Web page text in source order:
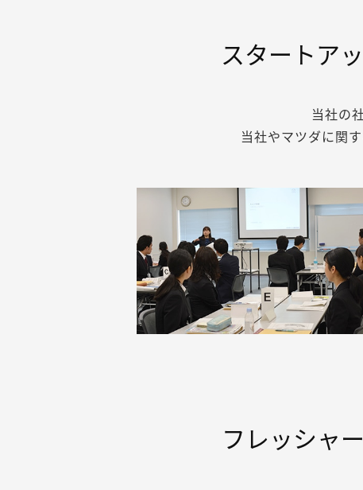
スタートア
当社の
当社やマツダに関
フレッシャ